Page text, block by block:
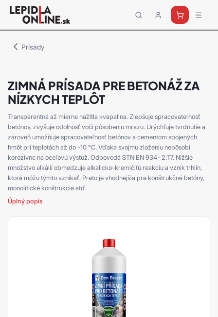
Priemyselné
lepidlá
Prísady
ZIMNÁ PRÍSADA PRE BETONÁŽ ZA
NÍZKYCH TEPLÔT
Transparentná až mierne nažltla kvapalina. Zlepšuje spracovateľnosť
betónov, zvyšuje odolnosť voči pôsobeniu mrazu. Urýchľuje tvrdnutie a
zároveň umožňuje spracovateľnosť betónov a cementom spojených
hmôt pri teplotách až do -10 °C. Vďaka svojmu zloženiu nepôsobí
korozívne na oceľovú výstuž. Odpovedá STN EN 934- 2:T7. Nižšie
množstvo alkálií obmedzuje alkalicko-kremičitú reakciu a vznik trhlín,
ktoré môžu týmto vznikať. Preto je vhodnejšia pre konštrukčné betóny,
monolitické konštrukcie atď.
Úplný popis